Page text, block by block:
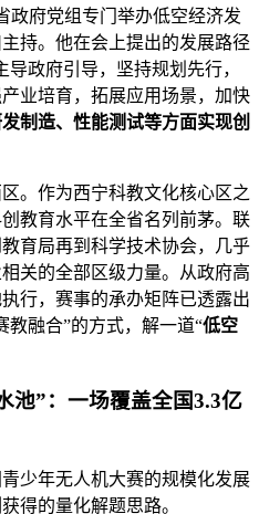
政府党组专门举办低空经济发
持。他在会上提出的发展路径
政府引导，坚持规划先行，
业培育，拓展应用场景，加快
制造、性能测试等方面实现创
。作为西宁科教文化核心区之
教育水平在全省名列前茅。联
育局再到科学技术协会，几乎
关的全部区级力量。从政府高
行，赛事的承办矩阵已透露出
教融合”的方式，解一道“低空
池”：一场覆盖全国3.3亿
少年无人机大赛的规模化发展
得的量化解题思路。